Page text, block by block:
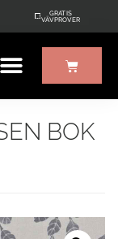
GRATIS
VÄVPROVER
BOK